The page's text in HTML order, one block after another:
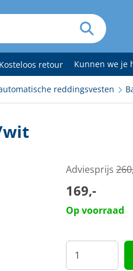
retour Kunnen we je
reddingsvesten
wit
Adviesprijs
169,-
Op voorraad